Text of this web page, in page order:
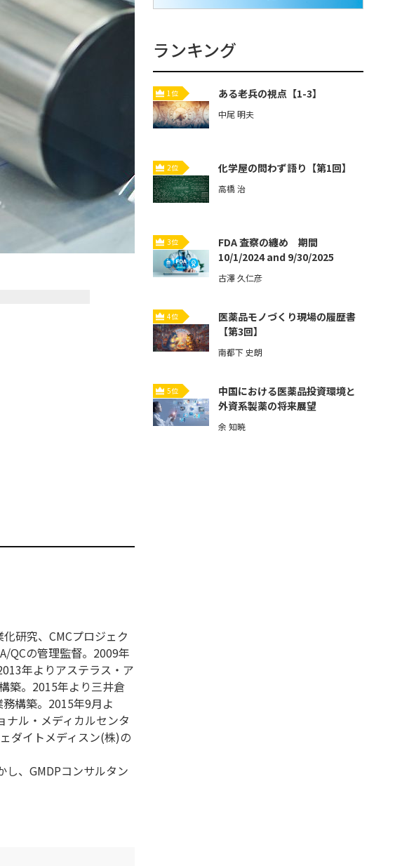
研究、CMCプロジェク
QCの管理監督。2009年
年よりアステラス・ア
築。2015年より三井倉
構築。2015年9月よ
ル・メディカルセンタ
ダイトメディスン(株)の
、GMDPコンサルタン
ランキング
1位 ある老兵の視点【1-3】
中尾 明夫
2位 化学屋の問わず語り【第1回】
高橋 治
3位
FDA 査察の纏め 期間
10/1/2024 and 9/30/2025
古澤 久仁彦
4位
医薬品モノづくり現場の履歴書
【第3回】
南都下 史朗
5位
中国における医薬品投資環境と
外資系製薬の将来展望
余 知暁